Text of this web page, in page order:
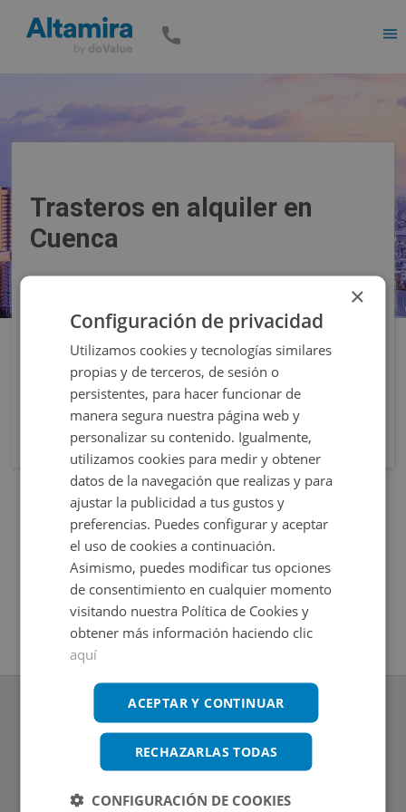
Trasteros en alquiler en
Cuenca
Filtros
www.altamirainmuebles.com
Edificio Skylight
Avenida de Manoteras 14-16, 28050, Madrid
×
Configuración de privacidad
Utilizamos cookies y tecnologías similares
propias y de terceros, de sesión o
persistentes, para hacer funcionar de
manera segura nuestra página web y
personalizar su contenido. Igualmente,
utilizamos cookies para medir y obtener
datos de la navegación que realizas y para
ajustar la publicidad a tus gustos y
preferencias. Puedes configurar y aceptar
el uso de cookies a continuación.
Asimismo, puedes modificar tus opciones
de consentimiento en cualquier momento
visitando nuestra Política de Cookies y
obtener más información haciendo clic
aquí
ACEPTAR Y CONTINUAR
RECHAZARLAS TODAS
CONFIGURACIÓN DE COOKIES